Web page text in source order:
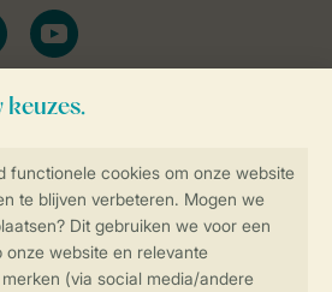
boeken
youtube